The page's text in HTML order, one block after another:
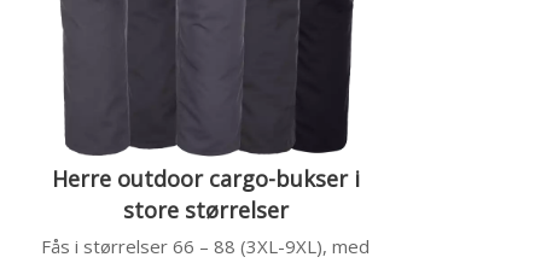
Herre outdoor cargo-bukser i
store størrelser
Fås i størrelser 66 – 88 (3XL-9XL), med